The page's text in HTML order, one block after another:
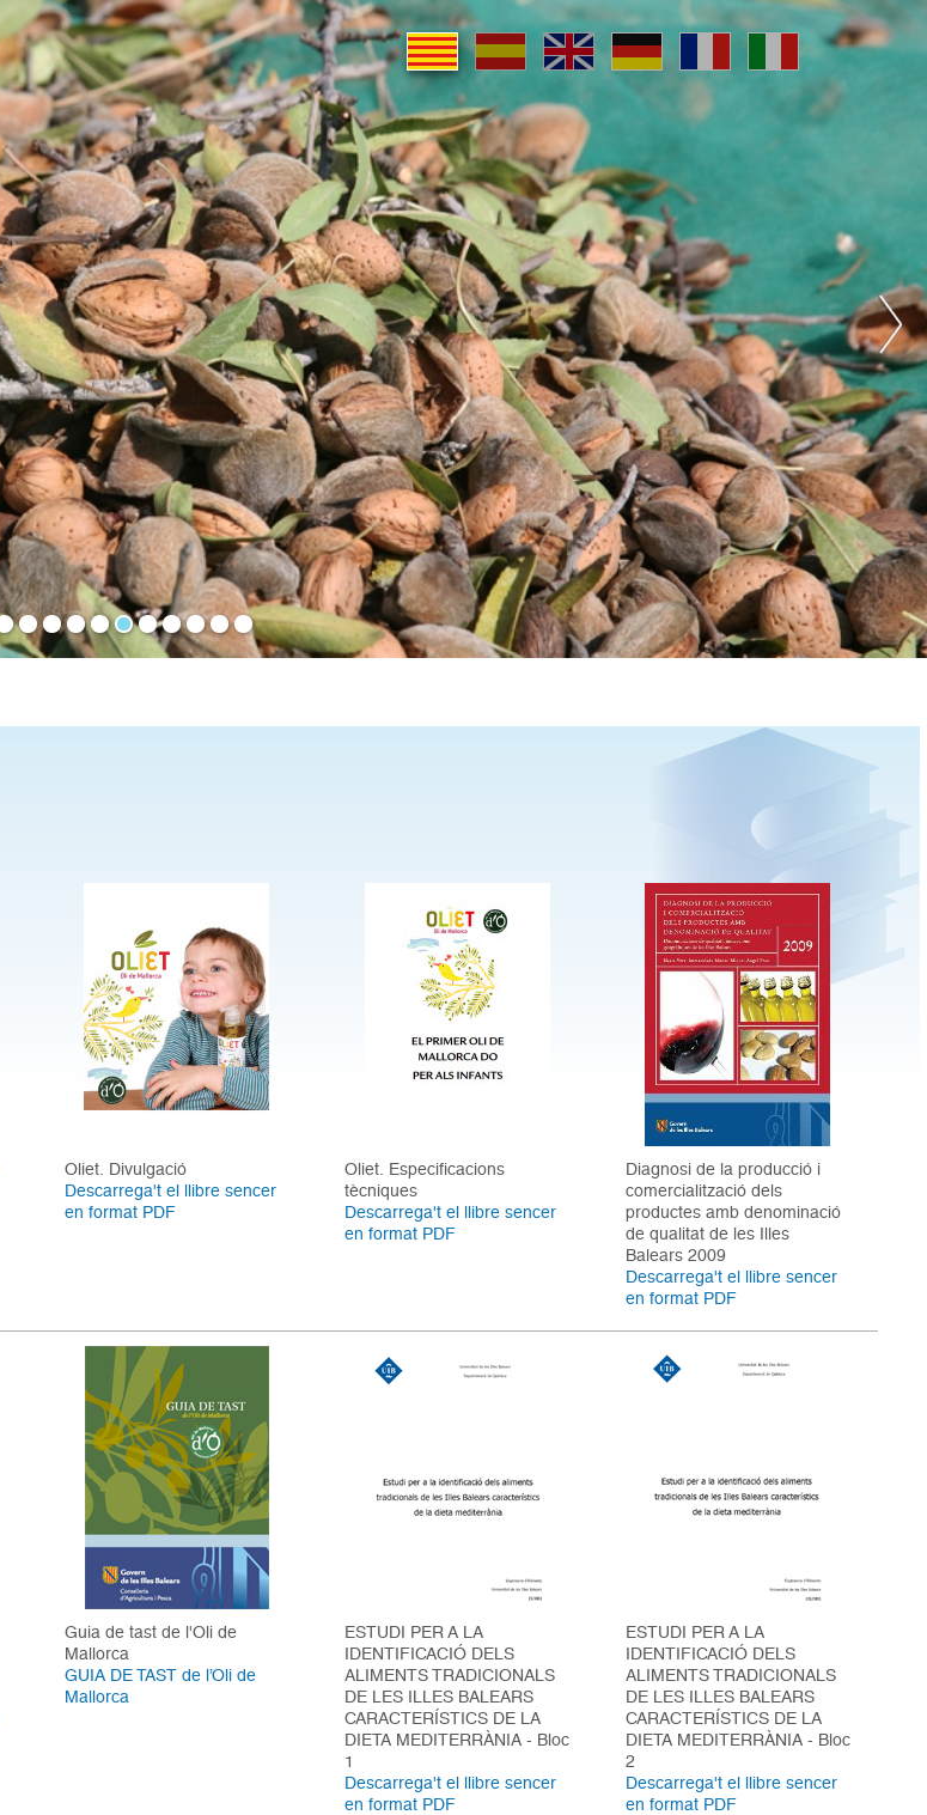
Oliet. Divulgació
Descarrega't el llibre sencer
en format PDF
Oliet. Especificacions
tècniques
Descarrega't el llibre sencer
en format PDF
Diagnosi de la producció i
comercialització dels
productes amb denominació
de qualitat de les Illes
Balears 2009
Descarrega't el llibre sencer
en format PDF
Guia de tast de l'Oli de
Mallorca
GUIA DE TAST de l’Oli de
Mallorca
ESTUDI PER A LA
IDENTIFICACIÓ DELS
ALIMENTS TRADICIONALS
DE LES ILLES BALEARS
CARACTERÍSTICS DE LA
DIETA MEDITERRÀNIA - Bloc
1
Descarrega't el llibre sencer
en format PDF
ESTUDI PER A LA
IDENTIFICACIÓ DELS
ALIMENTS TRADICIONALS
DE LES ILLES BALEARS
CARACTERÍSTICS DE LA
DIETA MEDITERRÀNIA - Bloc
2
Descarrega't el llibre sencer
en format PDF